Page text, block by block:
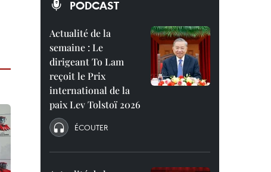
PODCAST
Actualité de la
semaine : Le
dirigeant To Lam
reçoit le Prix
international de la
paix Lev Tolstoï 2026
ÉCOUTER